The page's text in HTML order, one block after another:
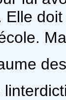
Elle